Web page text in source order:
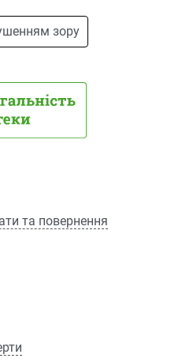
зору
та повернення